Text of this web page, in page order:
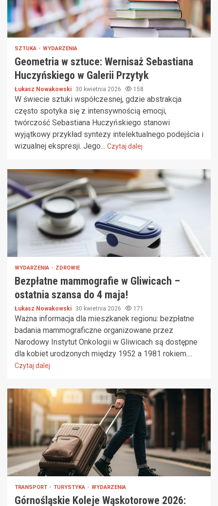
SZTUKA WYDARZENIA
Geometria w sztuce: Wernisaż Sebastiana
Huczyńskiego w Galerii Przytyk
Łukasz Nowakowski 30 kwietnia 2026 158
W świecie sztuki współczesnej, gdzie abstrakcja
często spotyka się z intensywnością emocji,
twórczość Sebastiana Huczyńskiego stanowi
wyjątkowy przykład syntezy intelektualnego podejścia i
wizualnej ekspresji. Jego... Czytaj dalej
WYDARZENIA ZDROWIE
Bezpłatne mammografie w Gliwicach –
ostatnia szansa do 4 maja!
Łukasz Nowakowski 30 kwietnia 2026 171
Ważna informacja dla mieszkanek regionu: bezpłatne
badania mammograficzne organizowane przez
Narodowy Instytut Onkologii w Gliwicach są dostępne
dla kobiet urodzonych między 1952 a 1981 rokiem....
Czytaj dalej
TRANSPORT TURYSTYKA WYDARZENIA
Górnośląskie Koleje Wąskotorowe 2026: